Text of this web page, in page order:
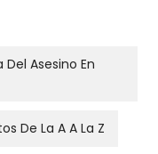
Asesino En
De La A A La Z